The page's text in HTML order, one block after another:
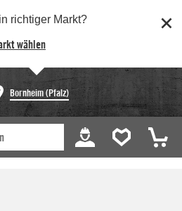
richtiger Markt?
wählen
Bornheim (Pfalz)